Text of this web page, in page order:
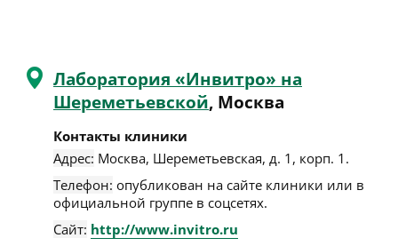
Лаборатория «Инвитро» на
Шереметьевской, Москва
Контакты клиники
Адрес: Москва, Шереметьевская, д. 1, корп. 1 .
Телефон: опубликован на сайте клиники или в
официальной группе в соцсетях.
Сайт: http://www.invitro.ru